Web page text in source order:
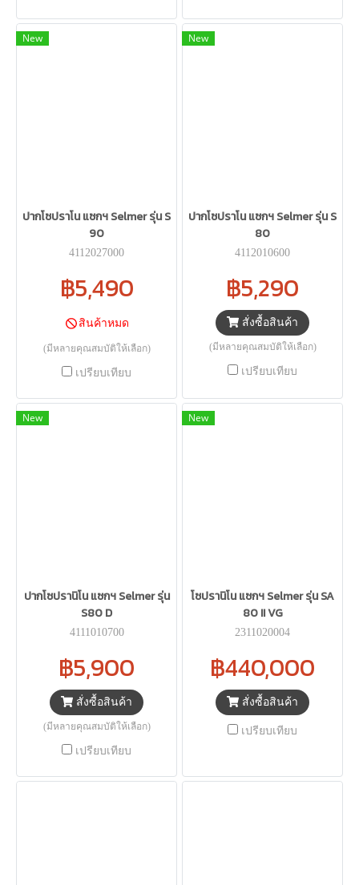
New
ปากโซปราโน แซกฯ Selmer รุ่น S
90
4112027000
฿5,490
สินค้าหมด
(มีหลายคุณสมบัติให้เลือก)
เปรียบเทียบ
New
ปากโซปราโน แซกฯ Selmer รุ่น S
80
4112010600
฿5,290
สั่งซื้อสินค้า
(มีหลายคุณสมบัติให้เลือก)
เปรียบเทียบ
New
ปากโซปรานิโน แซกฯ Selmer รุ่น
S80 D
4111010700
฿5,900
สั่งซื้อสินค้า
(มีหลายคุณสมบัติให้เลือก)
เปรียบเทียบ
New
โซปรานิโน แซกฯ Selmer รุ่น SA
80 II VG
2311020004
฿440,000
สั่งซื้อสินค้า
เปรียบเทียบ